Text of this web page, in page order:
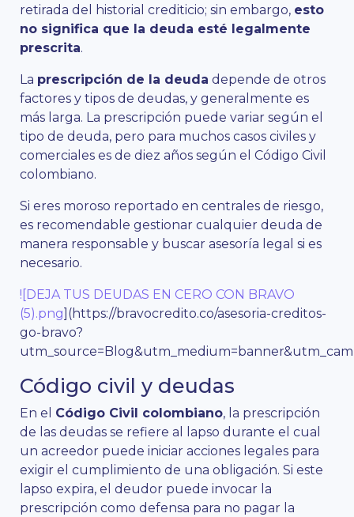
retirada del historial crediticio; sin embargo, esto
no significa que la deuda esté legalmente
prescrita.
La prescripción de la deuda depende de otros
factores y tipos de deudas, y generalmente es
más larga. La prescripción puede variar según el
tipo de deuda, pero para muchos casos civiles y
comerciales es de diez años según el Código Civil
colombiano.
Si eres moroso reportado en centrales de riesgo,
es recomendable gestionar cualquier deuda de
manera responsable y buscar asesoría legal si es
necesario.
![DEJA TUS DEUDAS EN CERO CON BRAVO
(5).png ](https://bravocredito.co/asesoria-creditos-
go-bravo?
Código civil y deudas
En el Código Civil colombiano, la prescripción
de las deudas se refiere al lapso durante el cual
un acreedor puede iniciar acciones legales para
exigir el cumplimiento de una obligación. Si este
lapso expira, el deudor puede invocar la
prescripción como defensa para no pagar la